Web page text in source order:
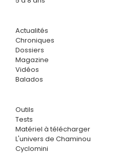
Actualités
Chroniques
Dossiers
Magazine
Vidéos
Balados
Outils
Tests
Matériel à télécharger
L'univers de Chaminou
Cyclomini